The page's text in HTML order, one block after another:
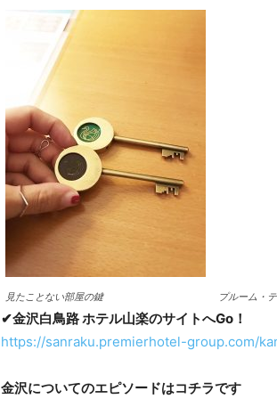
見たことない部屋の鍵 プルーム・
✔金沢白鳥路 ホテル山楽のサイトへGo！
https://sanraku.premierhotel-group.com/
金沢についてのエピソードはコチラです